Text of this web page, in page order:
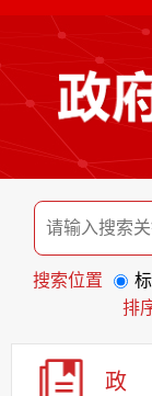
搜索位置
排
政